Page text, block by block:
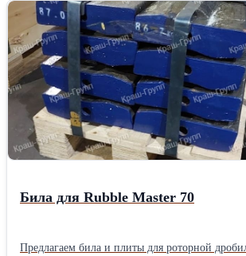
страны западной Европы. Прямой контракт с заводом и большие
объемы поставок позволяют нам сохранять
на российском рынке дробильно-
Также готовы изготовить любую
вашим чертежам из широкой линейки
помогут подобрать наиболее оптимальный
условий применения. Для постоянных
система лояльности.
Била для Rubble Master 70
Предлагаем била и плиты для роторной